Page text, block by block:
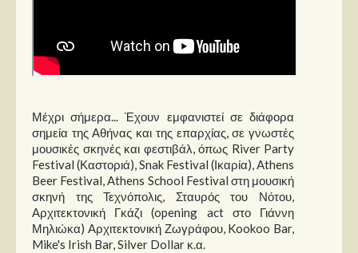
Μέχρι σήμερα... Έχουν εμφανιστεί σε διάφορα
σημεία της Αθήνας και της επαρχίας, σε γνωστές
μουσικές σκηνές και φεστιβάλ, όπως River Party
Festival (Καστοριά), Snak Festival (Ικαρία), Athens
Beer Festival, Athens School Festival στη μουσική
σκηνή της Τεχνόπολις, Σταυρός του Νότου,
Αρχιτεκτονική Γκάζι (opening act στο Γιάννη
Μηλιώκα) Αρχιτεκτονική Ζωγράφου, Kookoo Bar,
Mike's Irish Bar, Silver Dollar κ.α.